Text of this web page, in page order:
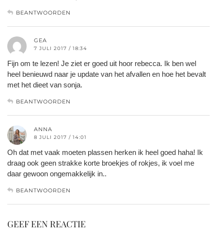
BEANTWOORDEN
GEA
7 JULI 2017 / 18:34
Fijn om te lezen! Je ziet er goed uit hoor rebecca. Ik ben wel
heel benieuwd naar je update van het afvallen en hoe het bevalt
met het dieet van sonja.
BEANTWOORDEN
ANNA
8 JULI 2017 / 14:01
Oh dat met vaak moeten plassen herken ik heel goed haha! Ik
draag ook geen strakke korte broekjes of rokjes, ik voel me
daar gewoon ongemakkelijk in..
BEANTWOORDEN
GEEF EEN REACTIE